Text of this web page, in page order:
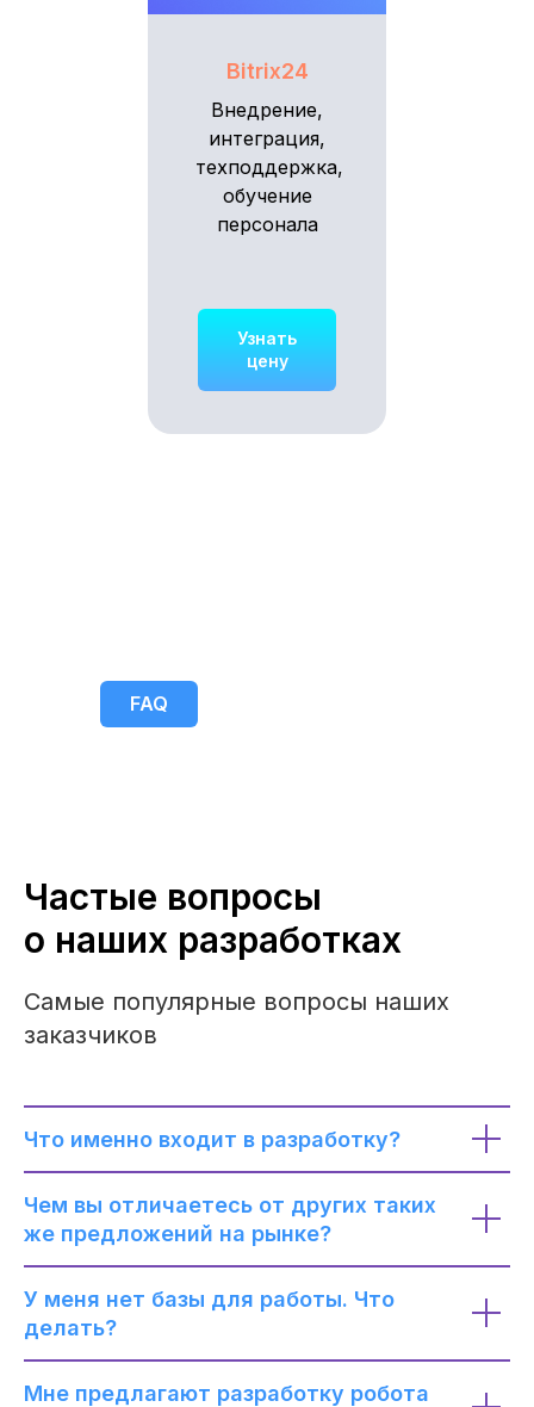
Bitrix24
Внедрение,
интеграция,
техподдержка,
обучение
персонала
Узнать
цену
FAQ
Частые вопросы
о наших разработках
Самые популярные вопросы наших
заказчиков
Что именно входит в разработку?
Чем вы отличаетесь от других таких
же предложений на рынке?
У меня нет базы для работы. Что
делать?
Мне предлагают разработку робота